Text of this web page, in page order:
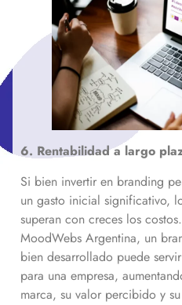
6. Rentabilidad a largo
Si bien invertir en branding
un gasto inicial significativo,
superan con creces los
MoodWebs Argentina, un
bien desarrollado puede
para una empresa,
marca, su valor percibido y